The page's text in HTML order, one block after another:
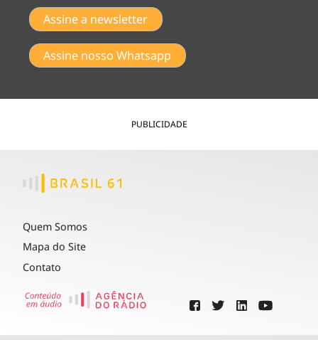
Assine a newsletter
Assine nosso Whatsapp
PUBLICIDADE
Quem Somos
Mapa do Site
Contato